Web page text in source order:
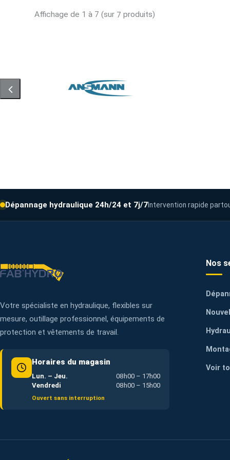
Affichage de 1 à 7 (sur 7 produits)
Dépannage hydraulique 24h/24 et 7j/7Intervention rapide
Votre spécialiste en hydraulique, flexibles sur
mesure, outillage professionnel, équipements de
protection et vêtements de travail.
Horaires du magasin
Lun. – Jeu.
08h00 – 17h00
Vendredi
08h00 – 15h00
Ouvert sans interruption
Nos
Voir